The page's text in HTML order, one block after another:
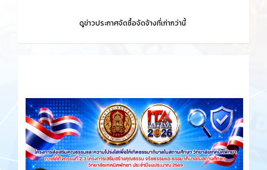
ดูข่าวประกาศจัดซื้อจัดจ้างที่เก่ากว่านี้